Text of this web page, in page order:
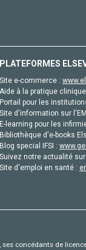
PLATEFORMES
Site e-commerce :
Aide à la pratique
Portail pour les
Site d'information sur
E-learning pour les
Bibliothèque d'e-books
Blog special IFSI :
Suivez notre actualité
Site d'emploi en santé :
concédants de